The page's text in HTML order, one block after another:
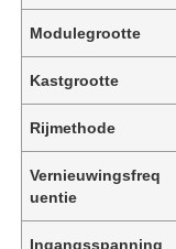
Modulegrootte
Kastgrootte
Rijmethode
Vernieuwingsfreq
uentie
Ingangsspanning